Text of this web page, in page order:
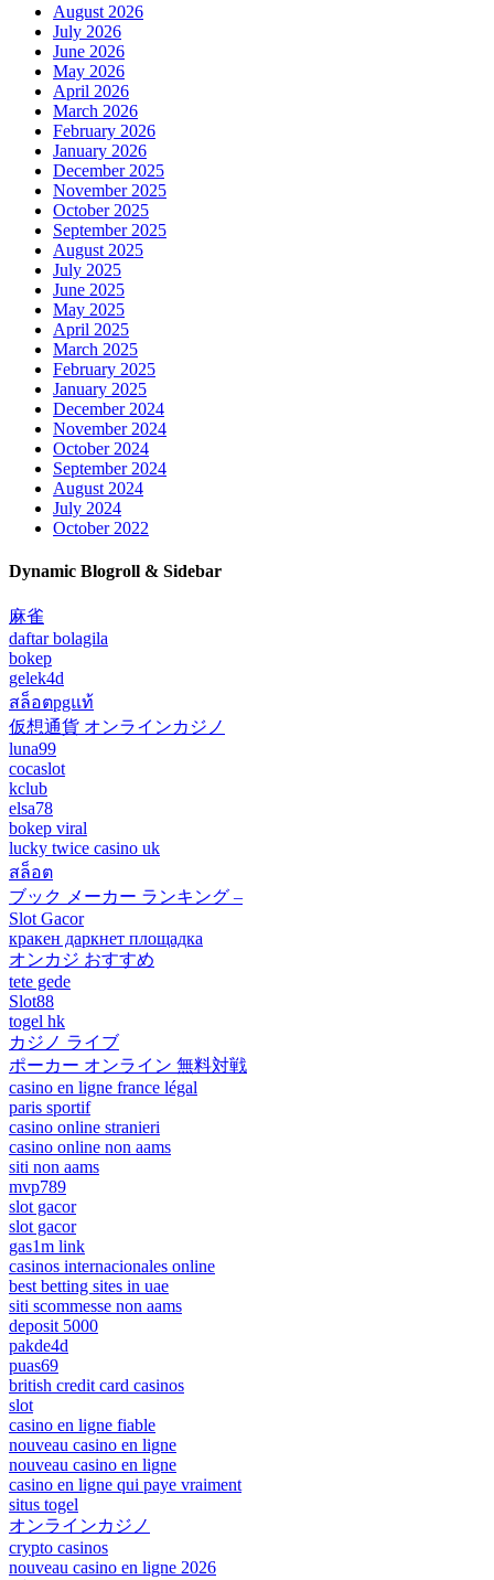
August 2026
July 2026
June 2026
May 2026
April 2026
March 2026
February 2026
January 2026
December 2025
November 2025
October 2025
September 2025
August 2025
July 2025
June 2025
May 2025
April 2025
March 2025
February 2025
January 2025
December 2024
November 2024
October 2024
September 2024
August 2024
July 2024
October 2022
Dynamic Blogroll & Sidebar
麻雀
daftar bolagila
bokep
gelek4d
สล็อตpgแท้
仮想通貨 オンラインカジノ
luna99
cocaslot
kclub
elsa78
bokep viral
lucky twice casino uk
สล็อต
ブック メーカー ランキング –
Slot Gacor
кракен даркнет площадка
オンカジ おすすめ
tete gede
Slot88
togel hk
カジノ ライブ
ポーカー オンライン 無料対戦
casino en ligne france légal
paris sportif
casino online stranieri
casino online non aams
siti non aams
mvp789
slot gacor
slot gacor
gas1m link
casinos internacionales online
best betting sites in uae
siti scommesse non aams
deposit 5000
pakde4d
puas69
british credit card casinos
slot
casino en ligne fiable
nouveau casino en ligne
nouveau casino en ligne
casino en ligne qui paye vraiment
situs togel
オンラインカジノ
crypto casinos
nouveau casino en ligne 2026